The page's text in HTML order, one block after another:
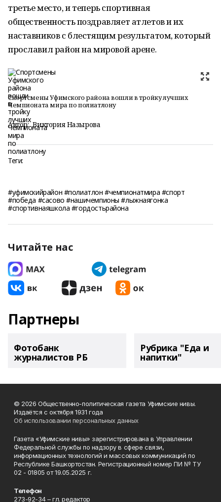
третье место, и теперь спортивная
общественность поздравляет атлетов и их
наставников с блестящим результатом, который
прославил район на мировой арене.
Спортсмены Уфимского района вошли в тройку лучших
Чемпионата мира по полиатлону
Автор: Виктория Назырова
Теги:
#уфимскийрайон #полиатлон #чемпионатмира #спорт
#победа #сасово #нашичемпионы #лыжнаягонка
#спортивнаяшкола #гордостьрайона
Читайте нас
Партнеры
Фотобанк
журналистов РБ
Рубрика "Еда и
напитки"
© 2026 Общественно-политическая газета Уфимские нивы.
Издаётся с октября 1931 года
Об использовании персональных данных
Газета «Уфимские нивы» зарегистрирована в Управлении
Федеральной службы по надзору в сфере связи,
информационных технологий и массовых коммуникаций по
Республике Башкортостан. Регистрационный номер ПИ № ТУ
02 - 01805 от 19.05.2025 г.
Телефон
273-92-34 – гл. редактор